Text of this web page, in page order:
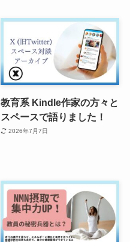
教育系 Kindle作家の方々と
スペースで語りました！
2026年7月7日